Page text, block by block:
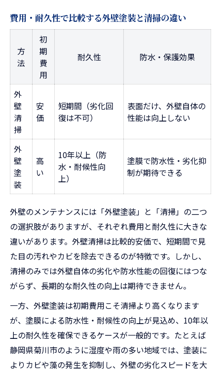
外壁塗装放置による修繕費の増加リスク
静岡県菊川市の湿気が外壁に与える影響
放置した外壁のカビ・コケ被害を防ぐには
外壁塗装の劣化サインを見逃さないコツ
外壁塗装と清掃の費用・耐久性比較表
長期コストで見る外壁塗装と清掃の違い
静岡県菊川市の家に合うメンテナンス戦略
長持ちする外壁材選びとメンテナンス戦略
各外壁材の耐久性・メンテナンス周期一覧
外壁塗装が不要な高耐久素材の特徴
塗り壁・サイディングの選び方と注意点
静岡県菊川市で人気の外壁材とその理由
外壁塗装の回数を減らす工夫とは
外壁塗装・清掃の費用相場と耐久性比較
高圧洗浄の費用と効果を徹底解説
外壁塗装の費用を抑えるための実践術
耐久性重視で選ぶ外壁メンテナンス方法
費用・耐久性で比較する外壁塗装と清掃の違い
方
法
初
期
費
用
耐久性 防水・保護効果
外
壁
清
掃
安
価
短期間（劣化回
復は不可）
表面だけ、外壁自体の
性能は向上しない
外
壁
塗
装
高
い
10年以上（防
水・耐候性向
上）
塗膜で防水性・劣化抑
制が期待できる
外壁のメンテナンスには「外壁塗装」と「清掃」の二つ
の選択肢がありますが、それぞれ費用と耐久性に大きな
違いがあります。外壁清掃は比較的安価で、短期間で見
た目の汚れやカビを除去できるのが特徴です。しかし、
清掃のみでは外壁自体の劣化や防水性能の回復にはつな
がらず、長期的な耐久性の向上は期待できません。
一方、外壁塗装は初期費用こそ清掃より高くなります
が、塗膜による防水性・耐候性の向上が見込め、10年以
上の耐久性を確保できるケースが一般的です。たとえば
静岡県菊川市のように湿度や雨の多い地域では、塗装に
よりカビや藻の発生を抑制し、外壁の劣化スピードを大